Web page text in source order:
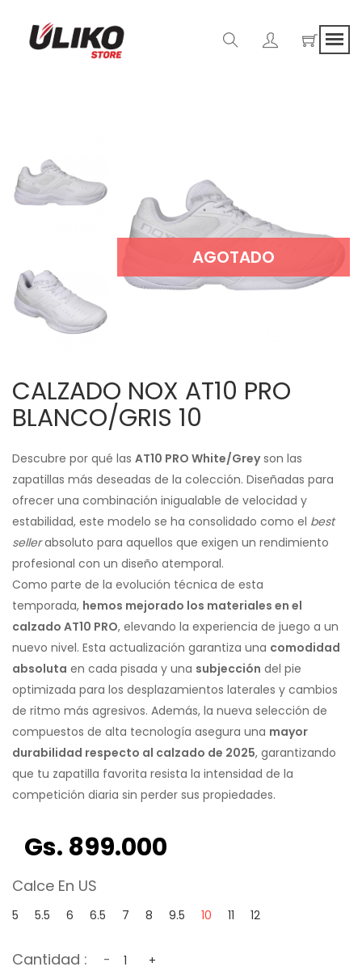
AGOTADO
CALZADO NOX AT10 PRO
BLANCO/GRIS 10
Descubre por qué las AT10 PRO White/Greyson las
zapatillas más deseadas de la colección. Diseñadas para
ofrecer una combinación inigualable de velocidad y
estabilidad, este modelo se ha consolidado como el best
sellerabsoluto para aquellos que exigen un rendimiento
profesional con un diseño atemporal.
Como parte de la evolución técnica de esta
temporada, hemos mejorado los materiales en el
calzado AT10 PRO, elevando la experiencia de juego a un
nuevo nivel. Esta actualización garantiza una comodidad
absoluta en cada pisada y una subjección del pie
optimizada para los desplazamientos laterales y cambios
de ritmo más agresivos. Además, la nueva selección de
compuestos de alta tecnología asegura una mayor
durabilidad respecto al calzado de 2025, garantizando
que tu zapatilla favorita resista la intensidad de la
competición diaria sin perder sus propiedades.
Gs. 899.000
Calce En US
5 5.5 6 6.5 7 8 9.5 10 11 12
Cantidad : - +